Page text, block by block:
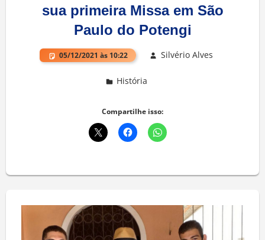
sua primeira Missa em São
Paulo do Potengi
05/12/2021 às 10:22 Silvério Alves
História
Compartilhe isso: